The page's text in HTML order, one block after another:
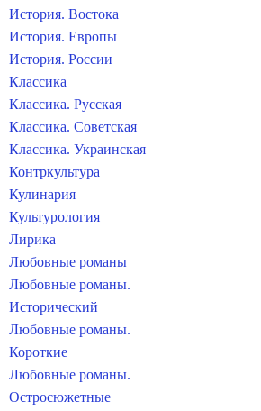
История. Востока
История. Европы
История. России
Классика
Классика. Русская
Классика. Советская
Классика. Украинская
Контркультура
Кулинария
Культурология
Лирика
Любовные романы
Любовные романы.
Исторический
Любовные романы.
Короткие
Любовные романы.
Остросюжетные